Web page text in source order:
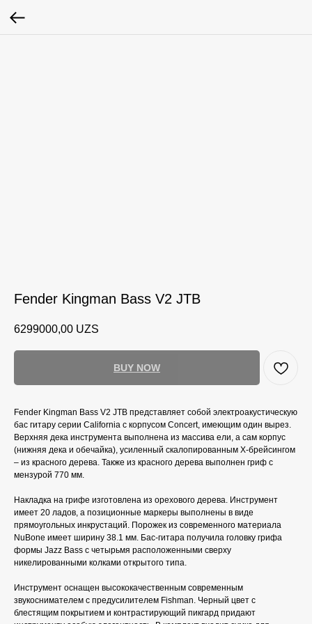
Fender Kingman Bass V2 JTB
6299000,00 UZS
BUY NOW
Fender Kingman Bass V2 JTB представляет собой электроакустическую
бас гитару серии California с корпусом Concert, имеющим один вырез.
Верхняя дека инструмента выполнена из массива ели, а сам корпус
(нижняя дека и обечайка), усиленный скалопированным X-брейсингом
– из красного дерева. Также из красного дерева выполнен гриф с
мензурой 770 мм.
Накладка на грифе изготовлена из орехового дерева. Инструмент
имеет 20 ладов, а позиционные маркеры выполнены в виде
прямоугольных инкрустаций. Порожек из современного материала
NuBone имеет ширину 38.1 мм. Бас-гитара получила головку грифа
формы Jazz Bass с четырьмя расположенными сверху
никелированными колками открытого типа.
Инструмент оснащен высококачественным современным
звукоснимателем с предусилителем Fishman. Черный цвет с
блестящим покрытием и контрастирующий пикгард придают